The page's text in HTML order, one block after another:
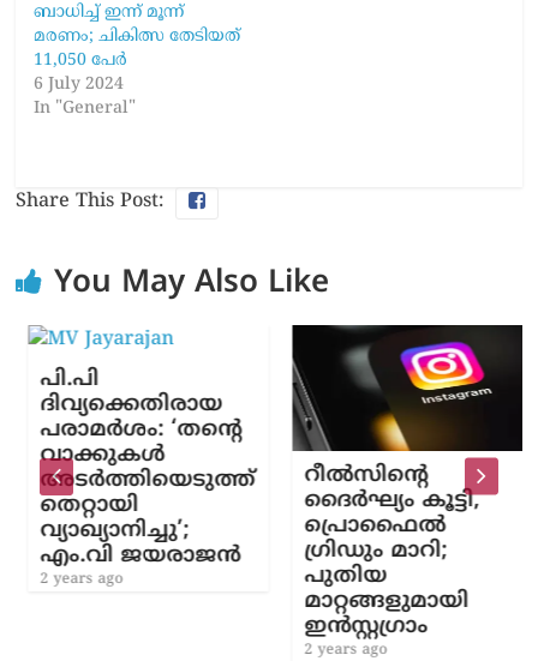
ബാധിച്ച് ഇന്ന് മൂന്ന്
മരണം; ചികിത്സ തേടിയത്
11,050 പേർ
6 July 2024
In "General"
Share This Post:
You May Also Like
പി.പി
ദിവ്യക്കെതിരായ
പരാമർശം: ‘തന്റെ
വാക്കുകൾ
അടർത്തിയെടുത്ത്
തെറ്റായി
വ്യാഖ്യാനിച്ചു’;
എം.വി ജയരാജൻ
2 years ago
റീൽസിന്റെ
ദൈർഘ്യം കൂട്ടി,
പ്രൊഫൈൽ
ഗ്രിഡും മാറി;
പുതിയ
മാറ്റങ്ങളുമായി
ഇൻസ്റ്റഗ്രാം
2 years ago